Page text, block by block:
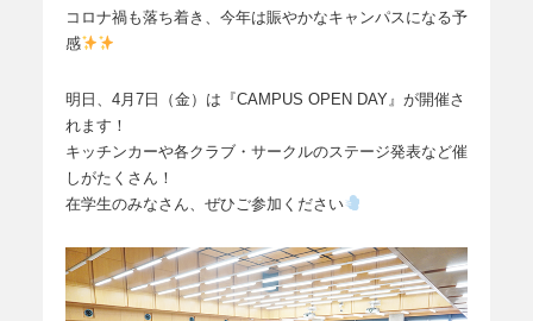
コロナ禍も落ち着き、今年は賑やかなキャンパスになる予
感
明日、4月7日（金）は『CAMPUS OPEN DAY』が開催さ
れます！
キッチンカーや各クラブ・サークルのステージ発表など催
しがたくさん！
在学生のみなさん、ぜひご参加ください